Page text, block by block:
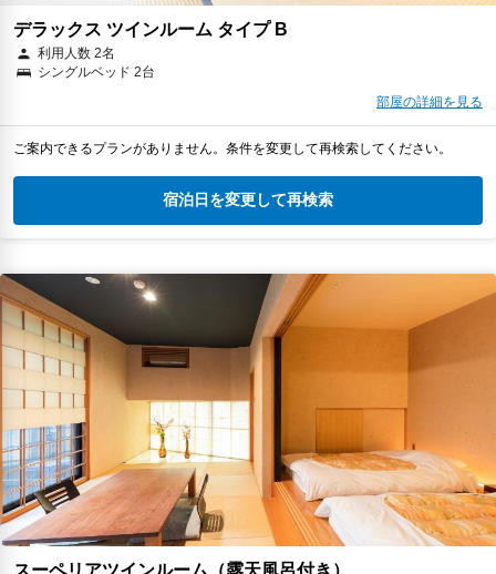
デラックス ツインルーム タイプ B
利用人数 2名
シングルベッド 2台
部屋の詳細を見る
ご案内できるプランがありません。条件を変更して再検索してください。
宿泊日を変更して再検索
スーペリアツインルーム（露天風呂付き）